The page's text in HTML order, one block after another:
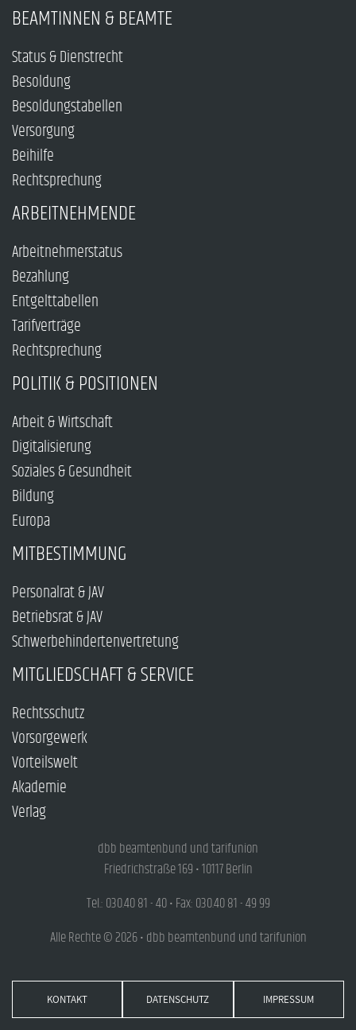
BEAMTINNEN & BEAMTE
Status & Dienstrecht
Besoldung
Besoldungstabellen
Versorgung
Beihilfe
Rechtsprechung
ARBEITNEHMENDE
Arbeitnehmerstatus
Bezahlung
Entgelttabellen
Tarifverträge
Rechtsprechung
POLITIK & POSITIONEN
Arbeit & Wirtschaft
Digitalisierung
Soziales & Gesundheit
Bildung
Europa
MITBESTIMMUNG
Personalrat & JAV
Betriebsrat & JAV
Schwerbehindertenvertretung
MITGLIEDSCHAFT & SERVICE
Rechtsschutz
Vorsorgewerk
Vorteilswelt
Akademie
Verlag
dbb beamtenbund und tarifunion
Friedrichstraße 169 • 10117 Berlin
Tel.: 030.40 81 - 40 • Fax: 030.40 81 - 49 99
Alle Rechte © 2026 • dbb beamtenbund und tarifunion
KONTAKT DATENSCHUTZ IMPRESSUM